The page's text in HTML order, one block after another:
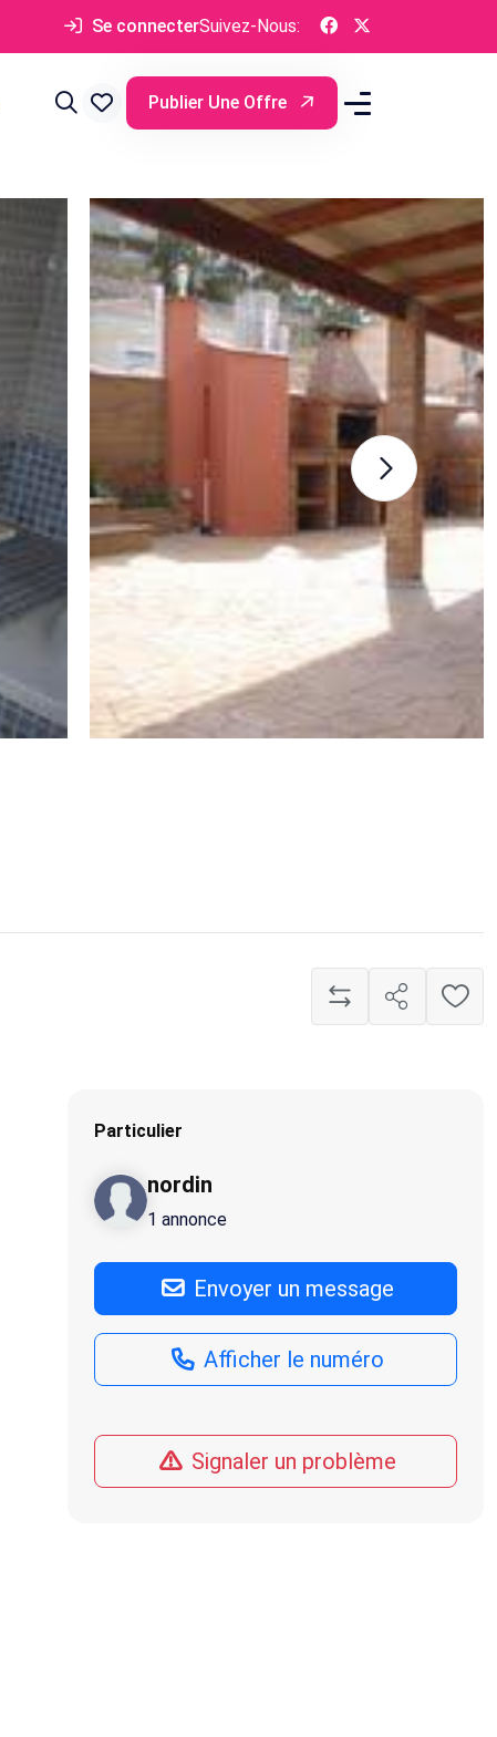
Se connecterSuivez-Nous:
Publier Une Offre
Particulier
nordin
1 annonce
Envoyer un message
Afficher le numéro
Signaler un problème